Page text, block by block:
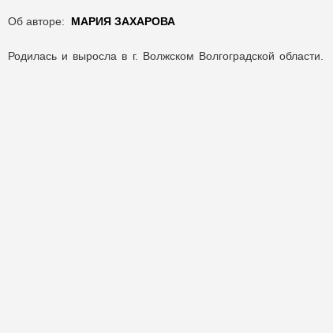
Об авторе: МАРИЯ ЗАХАРОВА
Родилась и выросла в г. Волжском Волгоградской области.